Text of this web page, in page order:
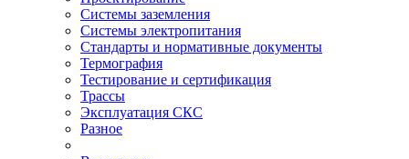
Системы заземления
Системы электропитания
Стандарты и нормативные документы
Термография
Тестирование и сертификация
Трассы
Эксплуатация СКС
Разное